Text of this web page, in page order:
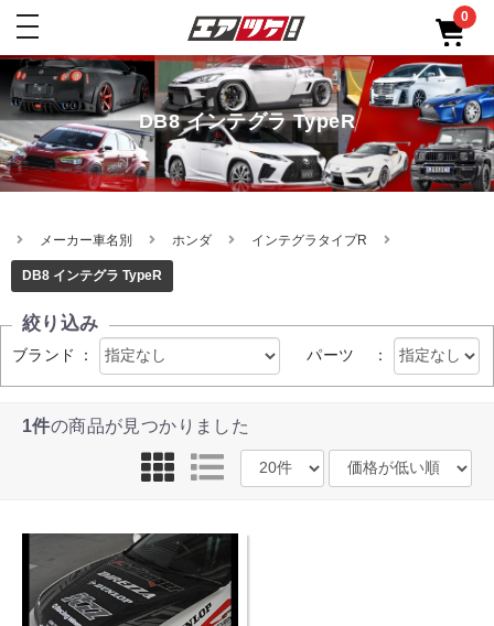
toggle
0
DB8 インテグラ TypeR
メーカー車名別 ホンダ インテグラタイプR
DB8 インテグラ TypeR
絞り込み
ブランド ： パーツ ：
1件の商品が見つかりました